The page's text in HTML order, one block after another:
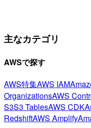
主なカテゴリ
AWSで探す
AWS特集AWS IAM
OrganizationsAWS
S3S3 TablesAWS CDK
RedshiftAWS Amplify